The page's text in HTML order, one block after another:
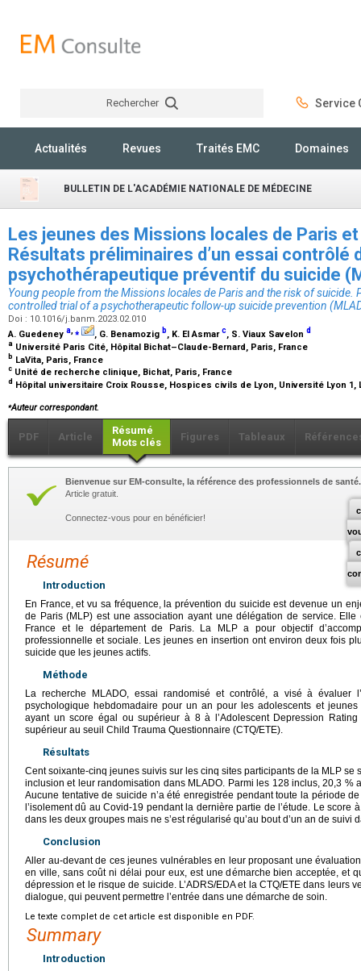
Rechercher Service
Actualités Revues Traités EMC Domaines
BULLETIN DE L'ACADÉMIE NATIONALE DE MÉDECINE
Les jeunes des Missions locales de Paris
Résultats préliminaires d’un essai contrôlé
psychothérapeutique préventif du suicide
Young people from the Missions locales de Paris and the risk of suicide.
controlled trial of a psychotherapeutic follow-up suicide prevention
Doi : 10.1016/j.banm.2023.02.010
A. Guedeney a,⁎ , G. Benamozig b, K. El Asmarc, S. Viaux Savelon d
a Université Paris Cité, Hôpital Bichat–Claude-Bernard, Paris, France
b LaVita, Paris, France
c Unité de recherche clinique, Bichat, Paris, France
d Hôpital universitaire Croix Rousse, Hospices civils de Lyon, Université Lyon 1,
⁎Auteur correspondant.
PDF Article
Résumé
Mots clés
Figures Tableaux
Bienvenue sur EM-consulte, la référence des professionnels de santé.
Article gratuit.
Connectez-vous pour en bénéficier!
Résumé
Introduction
En France, et vu sa fréquence, la prévention du suicide est devenue un
de Paris (MLP) est une association ayant une délégation de service. Elle
France et le département de Paris. La MLP a pour objectif
professionnelle et sociale. Les jeunes en insertion ont environ deux fois
suicide que les jeunes actifs.
Méthode
La recherche MLADO, essai randomisé et contrôlé, a visé à évaluer
psychologique hebdomadaire pour un an pour les adolescents et
ayant un score égal ou supérieur à 8 à l’Adolescent Depression
supérieur au seuil Child Trauma Questionnaire (CTQ/ETE).
Résultats
Cent soixante-cinq jeunes suivis sur les cinq sites participants de la MLP se
inclusion et leur randomisation dans MLADO. Parmi les 128 inclus, 20,3 %
Aucune tentative de suicide n’a été enregistrée pendant toute la période
l’isolement dû au Covid-19 pendant la dernière partie de l’étude. Le score
dans les deux groupes mais ne s’est régularisé qu’au bout d’un an de suivi
Conclusion
Aller au-devant de ces jeunes vulnérables en leur proposant une
en ville, sans coût ni délai pour eux, est une démarche bien acceptée, et
dépression et le risque de suicide. L’ADRS/EDA et la CTQ/ETE dans leurs
dialogue, qui peuvent permettre l’entrée dans une démarche de soin.
Le texte complet de cet article est disponible en PDF.
Summary
Introduction